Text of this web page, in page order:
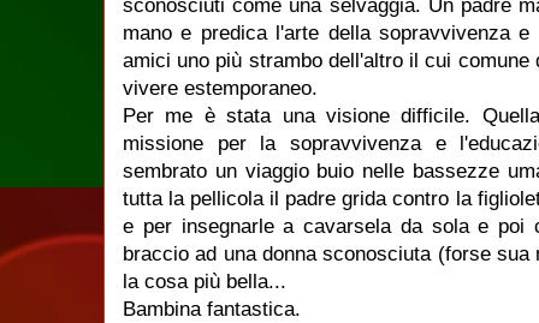
sconosciuti come una selvaggia. Un padre
mano e predica l'arte della sopravvivenza
amici uno più strambo dell'altro il cui
vivere estemporaneo.
Per me è stata una visione difficile.
missione per la sopravvivenza e
sembrato un viaggio buio nelle bassezze
tutta la pellicola il padre grida contro la
e per insegnarle a cavarsela da sola e poi
braccio ad una donna sconosciuta (forse
la cosa più bella...
Bambina fantastica.